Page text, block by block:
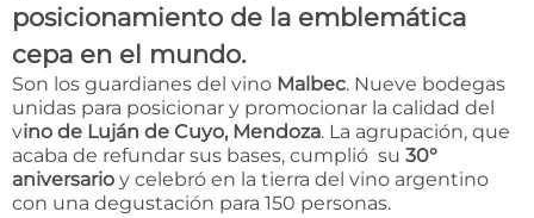
posicionamiento de la emblemática
cepa en el mundo.
Son los guardianes del vino Malbec. Nueve bodegas
unidas para posicionar y promocionar la calidad del
vino de Luján de Cuyo, Mendoza. La agrupación, que
acaba de refundar sus bases, cumplió su 30°
aniversario y celebró en la tierra del vino argentino
con una degustación para 150 personas.